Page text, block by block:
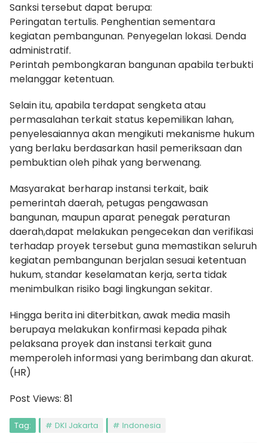
Sanksi tersebut dapat berupa:
Peringatan tertulis. Penghentian sementara
kegiatan pembangunan. Penyegelan lokasi. Denda
administratif.
Perintah pembongkaran bangunan apabila terbukti
melanggar ketentuan.
Selain itu, apabila terdapat sengketa atau
permasalahan terkait status kepemilikan lahan,
penyelesaiannya akan mengikuti mekanisme hukum
yang berlaku berdasarkan hasil pemeriksaan dan
pembuktian oleh pihak yang berwenang.
Masyarakat berharap instansi terkait, baik
pemerintah daerah, petugas pengawasan
bangunan, maupun aparat penegak peraturan
daerah,dapat melakukan pengecekan dan verifikasi
terhadap proyek tersebut guna memastikan seluruh
kegiatan pembangunan berjalan sesuai ketentuan
hukum, standar keselamatan kerja, serta tidak
menimbulkan risiko bagi lingkungan sekitar.
Hingga berita ini diterbitkan, awak media masih
berupaya melakukan konfirmasi kepada pihak
pelaksana proyek dan instansi terkait guna
memperoleh informasi yang berimbang dan akurat.
(HR)
Post Views: 81
Tag: DKI Jakarta Indonesia